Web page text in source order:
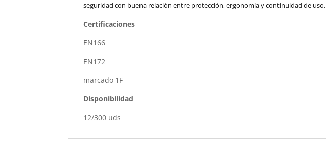
seguridad con buena relación entre protección, ergonomía y continuidad de uso.
Certificaciones
EN166
EN172
marcado 1F
Disponibilidad
12/300 uds